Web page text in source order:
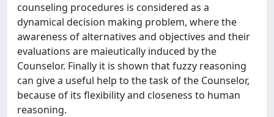
counseling procedures is considered as a
dynamical decision making problem, where the
awareness of alternatives and objectives and their
evaluations are maieutically induced by the
Counselor. Finally it is shown that fuzzy reasoning
can give a useful help to the task of the Counselor,
because of its flexibility and closeness to human
reasoning.